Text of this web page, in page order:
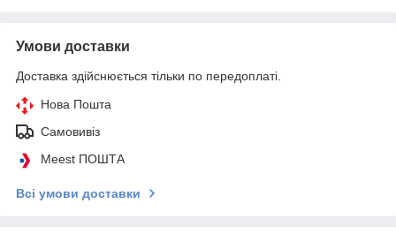
Умови доставки
Доставка здійснюється тільки по передоплаті.
Нова Пошта
Самовивіз
Meest ПОШТА
Всі умови доставки